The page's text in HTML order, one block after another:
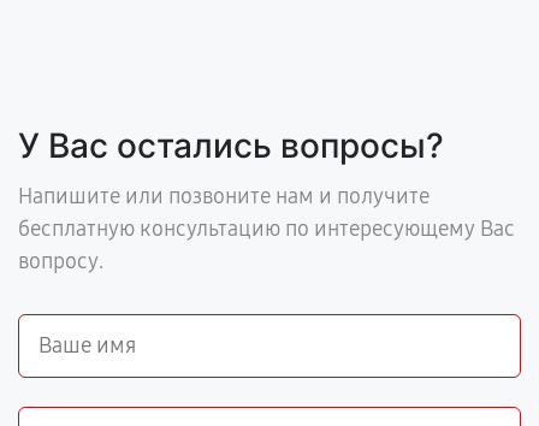
У Вас остались вопросы?
Напишите или позвоните нам и получите
бесплатную консультацию по интересующему Вас
вопросу.